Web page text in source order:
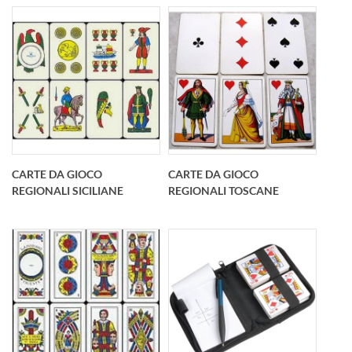
corni
Carte da gioco
Regionali
PiacentineBriscola,
scopa, tresette
50x91
mmprofessionale 320
corni
Carte da gioco
Regionali
RomagnoleBriscola,
scopa, tresette
53x88
mmprofessionale 320
Carte da gioco
Regionali
CARTE DA GIOCO
REGIONALI SICILIANE
Carte da gioco
Regionali
CARTE DA GIOCO
REGIONALI TOSCANE